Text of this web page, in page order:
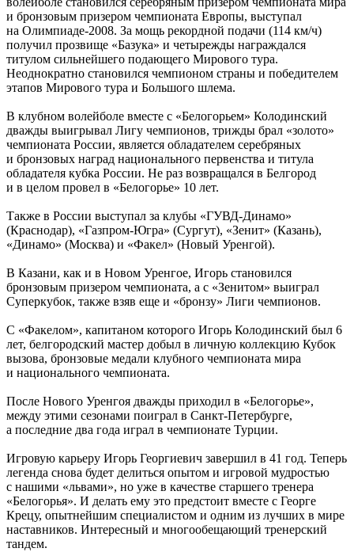
и бронзовым призером чемпионата Европы, выступал
на Олимпиаде-2008. За мощь рекордной подачи (114 км/ч)
получил прозвище «Базука» и четырежды награждался
титулом сильнейшего подающего Мирового тура.
Неоднократно становился чемпионом страны и победителем
этапов Мирового тура и Большого шлема.
В клубном волейболе вместе с «Белогорьем» Колодинский
дважды выигрывал Лигу чемпионов, трижды брал «золото»
чемпионата России, является обладателем серебряных
и бронзовых наград национального первенства и титула
обладателя кубка России. Не раз возвращался в Белгород
и в целом провел в «Белогорье» 10 лет.
Также в России выступал за клубы «ГУВД-Динамо»
(Краснодар), «Газпром-Югра» (Сургут), «Зенит» (Казань),
«Динамо» (Москва) и «Факел» (Новый Уренгой).
В Казани, как и в Новом Уренгое, Игорь становился
бронзовым призером чемпионата, а с «Зенитом» выиграл
Суперкубок, также взяв еще и «бронзу» Лиги чемпионов.
С «Факелом», капитаном которого Игорь Колодинский был 6
лет, белгородский мастер добыл в личную коллекцию Кубок
вызова, бронзовые медали клубного чемпионата мира
и национального чемпионата.
После Нового Уренгоя дважды приходил в «Белогорье»,
между этими сезонами поиграл в Санкт-Петербурге,
а последние два года играл в чемпионате Турции.
Игровую карьеру Игорь Георгиевич завершил в 41 год. Теперь
легенда снова будет делиться опытом и игровой мудростью
с нашими «львами», но уже в качестве старшего тренера
«Белогорья». И делать ему это предстоит вместе с Георге
Крецу, опытнейшим специалистом и одним из лучших в мире
наставников. Интересный и многообещающий тренерский
тандем.